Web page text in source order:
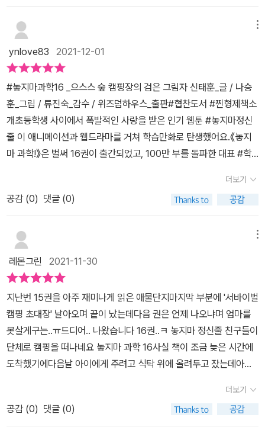
있는 사건도 일어납니다. 그렇게 도시락을 먹는둥 마는둥 한 멤버들
~ 식량을 스스로 구해서 먹어야 하기에, 씩씩하게 움직여봅니다. 하
지만.. 개미들이 한 줄로 행렬을 하고, 새들이 낮게 나는 것이 심상치
않다죠. 바로바로.. 곧 비가 내릴 거라는 자연의 신호라는거죠. ^
^ 습도가 높을 때 나타나는 현상이라고 하니 우리들도 기억해두면 좋
겠죠? 정신이의 과학 노트에서는 태풍에 대한 설명도 자세하게 볼
수 있었는데요~ 태풍의 이름을 왜 그렇게 지어서 부르는지 참 궁금한
친구들 많았을텐데~ 이번에 정신이 덕분에 자세하게 알게될 것 같아
~ 실제로 초등학교 과학 시간에 숯의 기능을 배우면서 간이 정수기를
만들어보기도 하는데~ 놓지마 과학에서 이렇게 자세히 다루어주는
더 반갑네요. 앗! 그리고 갑자기 불에 쏘인 정구! 하지만.. 표정이 다
나은 것 같죠? 과연 정구를 치료한 원리는?? ^^ 정신이가 쉬를 해서
고쳐줬다는건 안비밀입니다~~ 원리는 책에서 직접 확인해보시구요.
ㅎㅎ 불을 피워야 하는데, 마찰열로 만들기에는 역부족~ 그래서 패
트병을 이용해서 볼록렌즈의 원리로 불을 피우는 장면이 나옵니
다. 실제로 산불의 원인 중 하나가등산객들이 버린 패트병에 남은 물
방울로 인해 시작되기도 한다니.. 원리도 이해하고, 환경을 보호해야
겠다는 다짐도 함께 해봅니다. 놓지마 과학을 사면 학습 카드도 들어
있는데요~ ^^ 재미있는 그림과 함께 책 속에서 나왔던 과학 상식이
퀴즈로 나와있어서 복습하는 용도로도 참 유용하답니다. 아이들에게
은 벌써부터 다음 권 기대합니다. 작가님들, 얼른얼른 만들어주세요.
^^ 화이팅!
장에서 서바이벌 대회를 한다는 이야기로 관심을 끌고 거기에서 벌어
지는 이상한 사건들로 흥미를 끌어올린 후 적당히 해소하며 한권으로
이야기가 나름 완결성있도록 잘 구성한 편이다.다만 거기에 주인공인
‘정신’이 탐정임을 살려 사건의 전말을 추리하는 장면을 넣은 게 조금
억지스러운 면이 있어 아쉬움도 있다. 그러나 바탕이 코미디 만화라
서 상황이나 이야기를 과장하는 걸 기본으로 하고 있기 때문에 그런
면도 그렇게 크게 두드러지지는 않는 편이다.학습 내용은 그렇게 만
들어진 이야기에서 크게 벗어나지 않는 수준에서만 집어넣었다. 덕분
에 갑작스레 단컷 강좌 식으로 전환되며 어색해진다거나 하지 않는
데, 이런 자연스러움이 큰 장점 중 하나다.대신 그만큼 학습 내용의 비
중이 낮고 이야기가의 분량이 많기 때문에 한권에 담겨있는 학습 내
용의 양이 그리 많지는 않다. 이를 보충하기위해 만화에서는 간략하
니다.개인적으로는 이런 특징이 마음에 들었는데, 이 책은 어디까지
나 학습만화지 학습서는 아니기 때문이다. 지나치게 많은 내용을 좀
더 자세히 넣으려다 이도 저도 아니게 되느니, 만화의 완성도와 재미
를 일정 수준 유지하면서 적당히 학습 내용도 챙기는 이런 정도가 학
습 만화로서는 오히려 적당한 게 아닌가 싶다.
ynlove83 2021-12-01
#놓지마과학16 _으스스 숲 캠핑장의 검은 그림자 신태훈_글 / 나승
훈_그림 / 류진숙_감수 / 위즈덤하우스_출판#협찬도서 #찐형제책소
개초등학생 사이에서 폭발적인 사랑을 받은 인기 웹툰 #놓지마정신
줄 이 애니메이션과 웹드라마를 거쳐 학습만화로 탄생했어요.《놓지
마 과학!》은 벌써 16권이 출간되었고, 100만 부를 돌파한 대표 #학
에 《놓지마 과학!》 서평을 할 수 있어 함께 읽었답니다.🔍16권 줄거
리'으스스 숲 캠핑장'의 초대장을 받은 정신이와 친구들!캠핑장에서
열린 서바이벌 대회에 정신이가 참가해요.캠핑장에서 캠핑장의 대가
김캠핑을 만나 서바이벌 대회에서 살아남는 비법도 전수받고, 인기
스팀, 평범한팀이 참가해요. 그런데 서바이벌 대회가 순조롭게 진행
되는것 같더니 대회 참가자들에게 이상한 일들이 벌어지고, 정신이
주변에도 검은 그림자가 맴도는데.. 🔍정신이의 과학노트 1-8개의 과
학노트가 정말 알짜베기랍니다!태풍이 어떻게 생겨났는지, 자석 나침
반을 만드는 방법, 간이 정수기를 만드는 방법, 날씨를 미리 예측하는
방법 등이 담겨 있어 초등 과학 교과와 연계된 최신 과학 정보를 얻을
수 있어요. 🔍정신이의 과학 X-Files날씨에 대한 과학 정보를 설명뿐
아니라 사진과 그림도 함께 구성되어 있어 흥미롭게 읽을 수 있어요.
🔍정신이가 만난 과학자'자석에 대하여'라는 책을 통해 자기와 전기
더보기
공감 (0) 댓글 (0)
레몬그린 2021-11-30
지난번 15권을 아주 재미나게 읽은 애물단지마지막 부분에 '서바이벌
캠핑 초대장' 날아오며 끝이 났는데다음 권은 언제 나오냐며 엄마를
못살게구는..ㅠ드디어.. 나왔습니다 16권..ㅋ 놓지마 정신줄 친구들이
단체로 캠핑을 떠나네요 놓지마 과학 16사실 책이 조금 늦은 시간에
도착했기에다음날 아이에게 주려고 식탁 위에 올려두고 잤는데아침
이 온걸 보고 너무 좋아서아침 공부도 빼먹고 혼자 열심히 읽었다고
하니..과연 놓지마 과학은 과학을 꽉 붙들게하는 능력이 있나봅니다
ㅋ정신이와 친구들이 서바이벌 캠핑에 떠나게 되는데사실 정신이는
더보기
공감 (0) 댓글 (0)